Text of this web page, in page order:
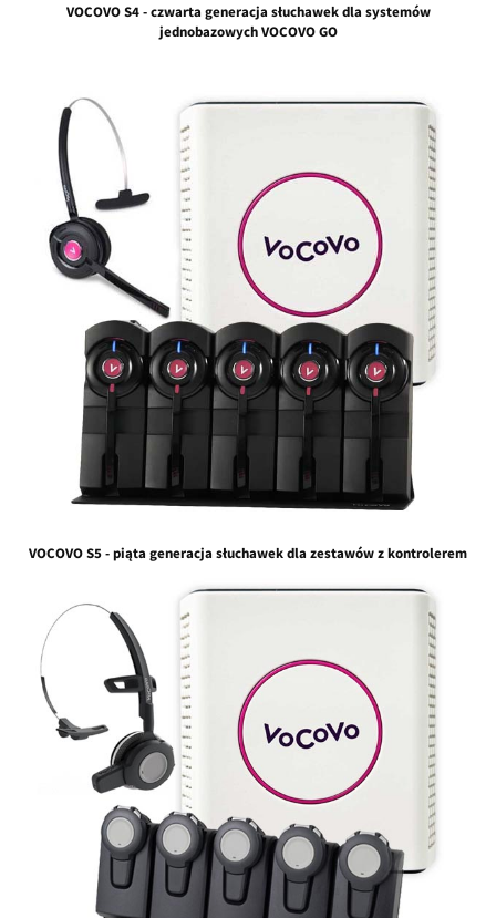
VOCOVO S4 - czwarta generacja słuchawek dla systemów
jednobazowych VOCOVO GO
VOCOVO S5 - piąta generacja słuchawek dla zestawów z kontrolerem